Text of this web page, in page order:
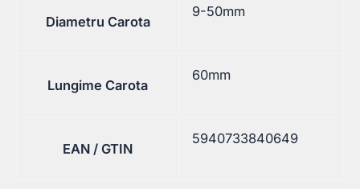
Diametru Carota
9-50mm
Lungime Carota
60mm
EAN / GTIN
5940733840649